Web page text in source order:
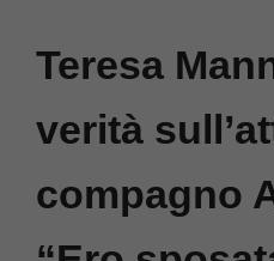
Teresa
verità
compagno